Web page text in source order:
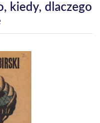
kiedy, dlaczego